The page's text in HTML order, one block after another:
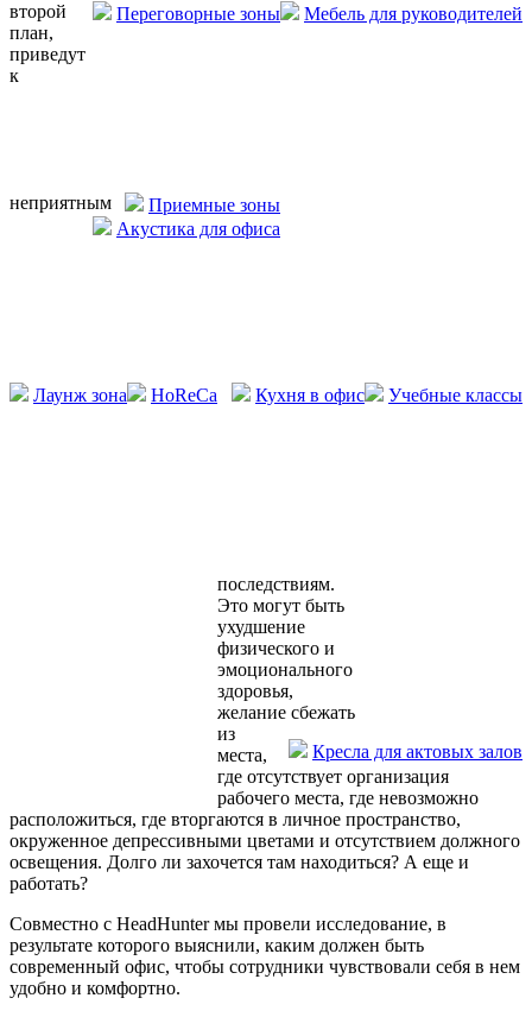
Мебель для руководителей
Переговорные зоны
Приемные зоны
Акустика для офиса
Учебные классы
Лаунж зона Кухня в офис
HoReCa
Кресла для актовых залов
второй
план,
приведут
к
неприятным
последствиям.
Это могут быть
ухудшение
физического и
эмоционального
здоровья,
желание сбежать
из
места,
где отсутствует организация
рабочего места, где невозможно
расположиться, где вторгаются в личное пространство,
окруженное депрессивными цветами и отсутствием должного
освещения. Долго ли захочется там находиться? А еще и
работать?
Совместно с HeadHunter мы провели исследование, в
результате которого выяснили, каким должен быть
современный офис, чтобы сотрудники чувствовали себя в нем
удобно и комфортно.